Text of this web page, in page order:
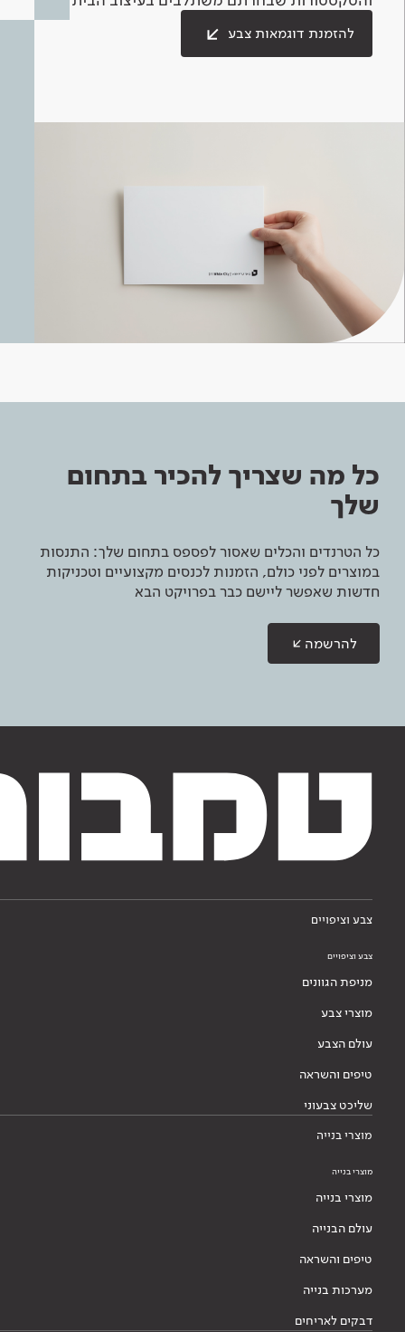
להזמנת דוגמאות צבע
כל מה שצריך להכיר בתחום
שלך
כל הטרנדים והכלים שאסור לפספס בתחום שלך: התנסות
במוצרים לפני כולם, הזמנות לכנסים מקצועיים וטכניקות
חדשות שאפשר ליישם כבר בפרויקט הבא
להרשמה
צבע וציפויים
צבע וציפויים
מניפת הגוונים
מוצרי צבע
עולם הצבע
טיפים והשראה
שליכט צבעוני
מוצרי בנייה
מוצרי בנייה
מוצרי בנייה
עולם הבנייה
טיפים והשראה
מערכות בנייה
דבקים לאריחים